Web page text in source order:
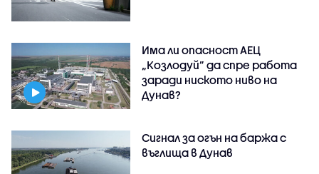
Има ли опасност АЕЦ
„Козлодуй” да спре работа
заради ниското ниво на
Дунав?
Сигнал за огън на баржа с
въглища в Дунав